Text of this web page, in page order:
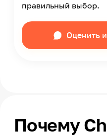
правильный выбор.
Оценить
Почему